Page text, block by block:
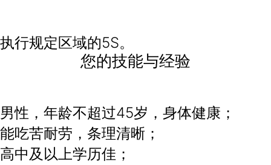
执行规定区域的5S。
您的技能与经验
男性，年龄不超过45岁，身体健康；
能吃苦耐劳，条理清晰；
高中及以上学历佳；